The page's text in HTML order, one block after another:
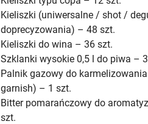
Kieliszki (uniwersalne / shot /
doprecyzowania) – 48 szt.
Kieliszki do wina – 36 szt.
Szklanki wysokie 0,5 l do piwa –
Palnik gazowy do
garnish) – 1 szt.
Bitter pomarańczowy do
szt.